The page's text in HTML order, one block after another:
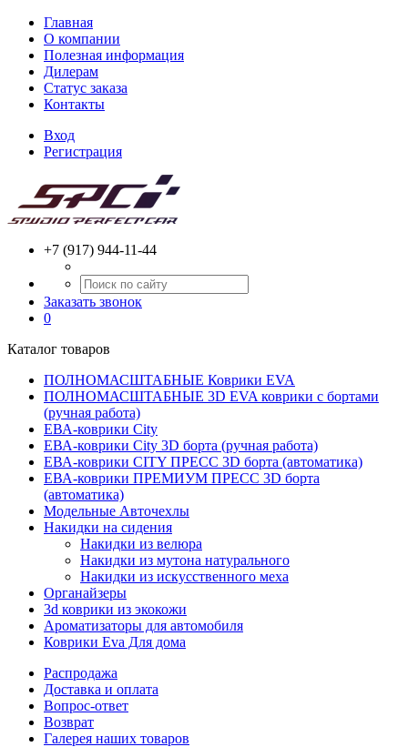
Главная
О компании
Полезная информация
Дилерам
Статус заказа
Контакты
Вход
Регистрация
+7 (917) 944-11-44
Заказать звонок
0
Каталог товаров
ПОЛНОМАСШТАБНЫЕ Коврики EVA
ПОЛНОМАСШТАБНЫЕ 3D EVA коврики с бортами
(ручная работа)
ЕВА-коврики City
ЕВА-коврики City 3D борта (ручная работа)
ЕВА-коврики CITY ПРЕСС 3D борта (автоматика)
ЕВА-коврики ПРЕМИУМ ПРЕСС 3D борта
(автоматика)
Модельные Авточехлы
Накидки на сидения
Накидки из велюра
Накидки из мутона натурального
Накидки из искусственного меха
Органайзеры
3d коврики из экокожи
Ароматизаторы для автомобиля
Коврики Eva Для дома
Распродажа
Доставка и оплата
Вопрос-ответ
Возврат
Галерея наших товаров